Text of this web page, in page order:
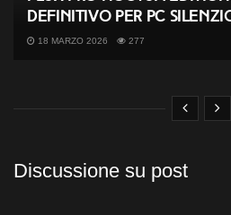
definitivo per PC
18 MARZO 2026 277
Discussione su post